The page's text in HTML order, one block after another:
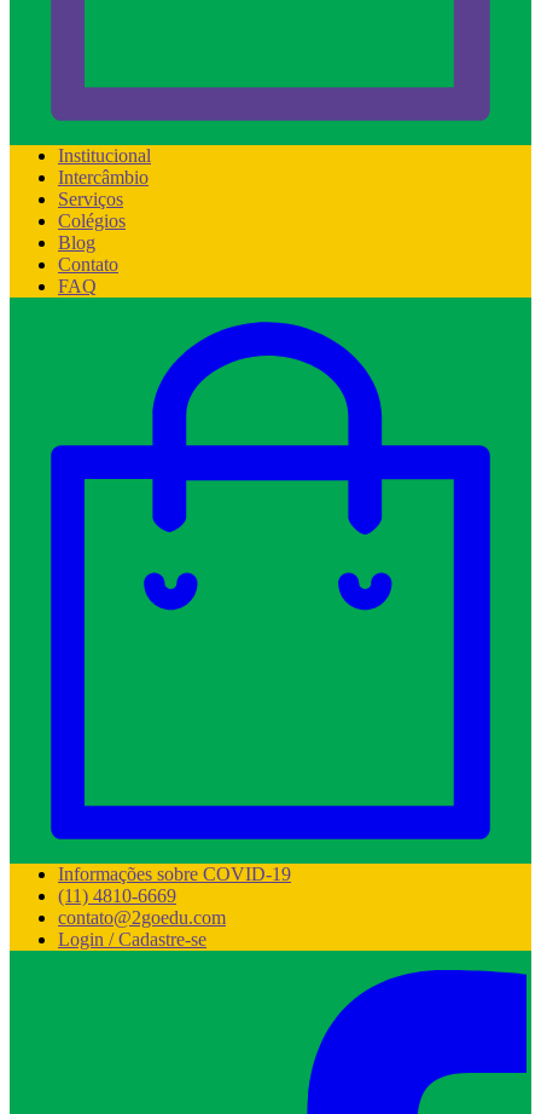
Institucional
Intercâmbio
Serviços
Colégios
Blog
Contato
FAQ
Informações sobre COVID-19
(11) 4810-6669
contato@2goedu.com
Login / Cadastre-se